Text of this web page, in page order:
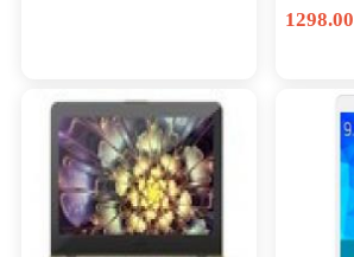
购买）
1298.00